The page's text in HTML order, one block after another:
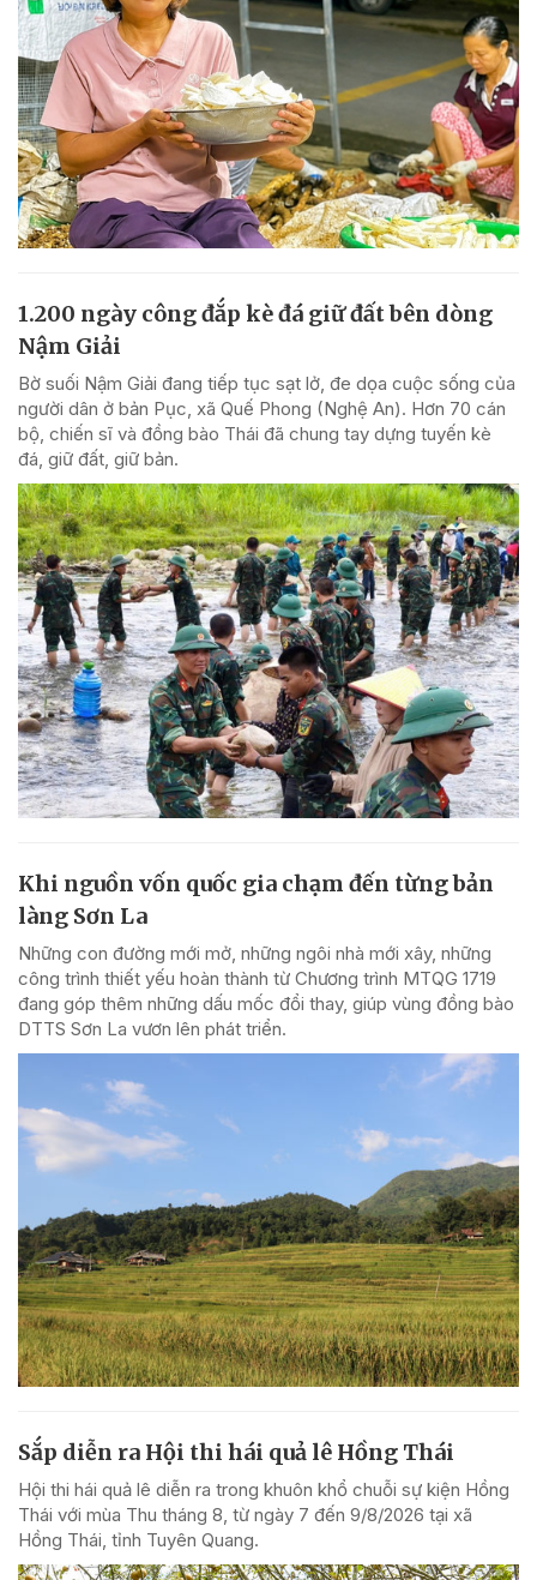
1.200 ngày công đắp kè đá giữ đất bên dòng
Nậm Giải
Bờ suối Nậm Giải đang tiếp tục sạt lở, đe dọa cuộc sống của
người dân ở bản Pục, xã Quế Phong (Nghệ An). Hơn 70 cán
bộ, chiến sĩ và đồng bào Thái đã chung tay dựng tuyến kè
đá, giữ đất, giữ bản.
Khi nguồn vốn quốc gia chạm đến từng bản
làng Sơn La
Những con đường mới mở, những ngôi nhà mới xây, những
công trình thiết yếu hoàn thành từ Chương trình MTQG 1719
đang góp thêm những dấu mốc đổi thay, giúp vùng đồng bào
DTTS Sơn La vươn lên phát triển.
Sắp diễn ra Hội thi hái quả lê Hồng Thái
Hội thi hái quả lê diễn ra trong khuôn khổ chuỗi sự kiện Hồng
Thái với mùa Thu tháng 8, từ ngày 7 đến 9/8/2026 tại xã
Hồng Thái, tỉnh Tuyên Quang.